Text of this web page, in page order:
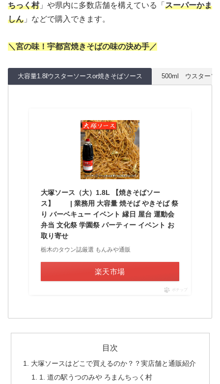
ちっく村」や県内に多数店舗を構えている「 スーパーかま
しん 」などで購入できます。
＼宮の味！宇都宮焼きそばの味の決め手／
大容量1.8ℓウスターソースor焼きそばソース 500ml ウスターソ
大塚ソース（大）1.8L 【焼きそばソー
ス】 | 業務用 大容量 焼そば やきそば 祭
り バーベキュー イベント 縁日 屋台 運動会
弁当 文化祭 学園祭 パーティー イベント お
取り寄せ
栃木のタウン誌厳選 もんみや通販
楽天市場
ポチップ
目次
大塚ソースはどこで買えるのか？？実店舗と通販紹介
1. 道の駅うつのみや ろまんちっく村